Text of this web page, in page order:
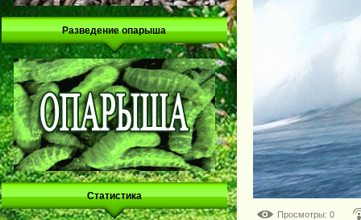
Разведение опарыша
Статистика
Просмотры: 0